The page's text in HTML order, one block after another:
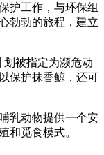
护工作，与环保组
勃勃的旅程，建立
划被指定为濒危动
保护抹香鲸，还可
乳动物提供一个安
和觅食模式。